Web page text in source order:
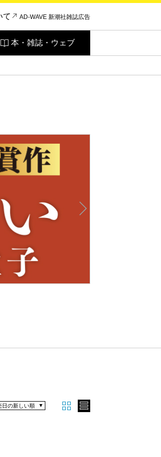
て AD-WAVE 新潮社雑誌広告
本・雑誌・ウェブ
日の新しい順